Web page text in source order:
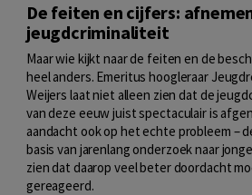
De feiten en cijfers:
jeugdcriminaliteit
Maar wie kijkt naar de feiten en de
heel anders. Emeritus hoogleraar
Weijers laat niet alleen zien dat de
van deze eeuw juist spectaculair is
aandacht ook op het echte probleem –
basis van jarenlang onderzoek naar
zien dat daarop veel beter doordacht
gereageerd.